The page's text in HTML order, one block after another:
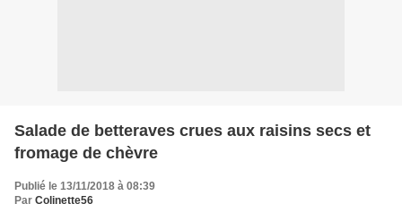
Salade de betteraves crues aux raisins secs et
fromage de chèvre
Publié le 13/11/2018 à 08:39
Par Colinette56